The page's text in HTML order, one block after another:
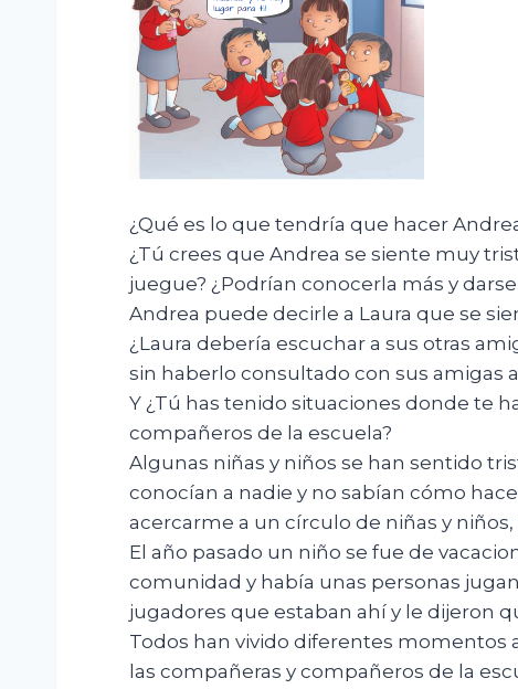
¿Qué es lo que tendría que hacer
¿Tú crees que Andrea se siente muy
juegue? ¿Podrían conocerla más y
Andrea puede decirle a Laura que se
¿Laura debería escuchar a sus otras
sin haberlo consultado con sus amigas
Y ¿Tú has tenido situaciones donde te
compañeros de la escuela?
Algunas niñas y niños se han sentido
conocían a nadie y no sabían cómo
acercarme a un círculo de niñas y
El año pasado un niño se fue de
comunidad y había unas personas
jugadores que estaban ahí y le dijeron
Todos han vivido diferentes momentos
las compañeras y compañeros de la